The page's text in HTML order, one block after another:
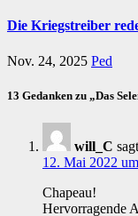
Die Kriegstreiber
Nov. 24, 2025 Ped
13 Gedanken zu „Das
will_C
12. Mai 2022
Chapeau!
Hervorragende